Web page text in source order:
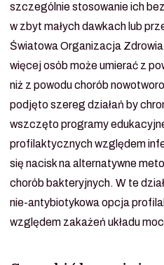
szczególnie stosowanie ich
w zbyt małych dawkach lub
Światowa Organizacja
więcej osób może umierać z
niż z powodu chorób
podjęto szereg działań by
wszczęto programy
profilaktycznych względem
się nacisk na alternatywne
chorób bakteryjnych. W te
nie-antybiotykowa opcja
względem zakażeń układu